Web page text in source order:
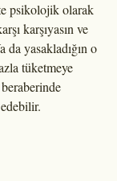
psikolojik olarak
karşıyasın ve
da yasakladığın o
tüketmeye